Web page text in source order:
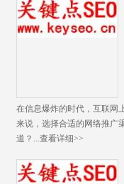
在信息爆炸的时代，互联网
来说，选择合适的网络推广
道？...查看详细>>